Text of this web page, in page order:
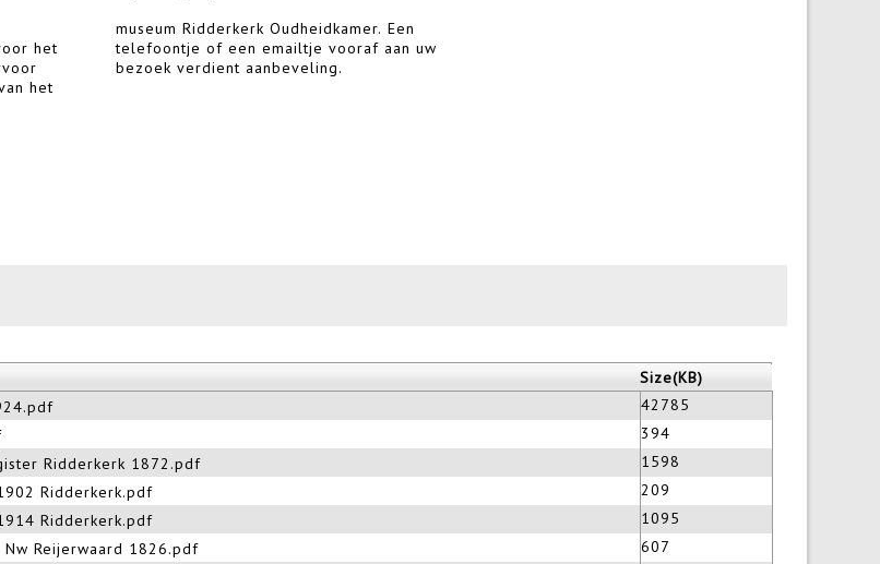
het
het
museum Ridderkerk Oudheidkamer. Een
aan uw
bezoek verdient aanbeveling.
Size(KB)
42785
394
Ridderkerk 1872.pdf
1598
Ridderkerk.pdf
209
Ridderkerk.pdf
1095
Nw Reijerwaard 1826.pdf
607